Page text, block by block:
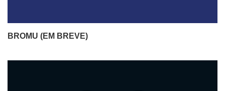
BROMU (EM BREVE)